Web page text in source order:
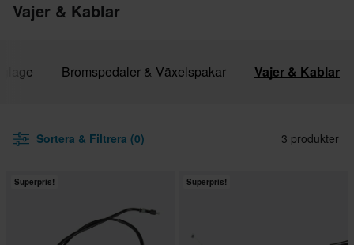
Vajer & Kablar
Bromspedaler & Växelspakar Vajer & Kablar
Sortera & Filtrera (0) 3 produkter
Superpris! Superpris!